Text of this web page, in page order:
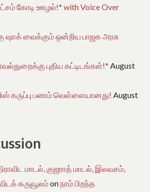
கோடி ஊழல்!* with Voice Over
ஷாக் வைக்கும் ஒன்றிய பாஜக அரசு
புதிய கட்டிடங்கள்!* August
கருப்பு பணம் வெள்ளையானது! August
மாடல், குஜராத் மாடல், இலவசம்,
கருவூலம்onநாம் பிறந்த